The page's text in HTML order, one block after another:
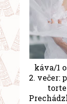
káva/1
2. večer: